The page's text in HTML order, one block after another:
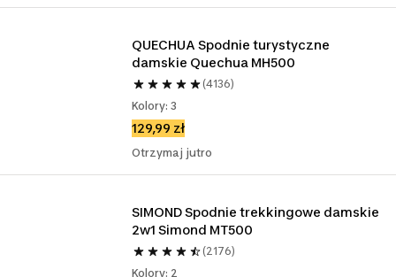
QUECHUA Spodnie turystyczne
(4136)
Kolory: 3
129,99 zł
Otrzymaj jutro
SIMOND Spodnie trekkingowe damskie
2w1 Simond MT500
(2176)
Kolory: 2